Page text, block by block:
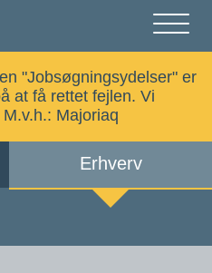
luk
Selvbetjening
"Jobsøgningsydelser" er
at få rettet fejlen. Vi
Majoriaq
Erhverv